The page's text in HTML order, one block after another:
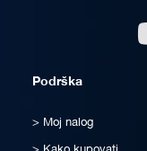
Podrška
Moj nalog